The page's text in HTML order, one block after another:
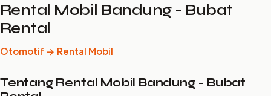
Rental Mobil Bandung - Bubat
Rental
Otomotif → Rental Mobil
Tentang Rental Mobil Bandung - Bubat